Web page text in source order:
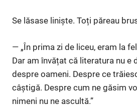
Se lăsase liniște. Toți păreau
— „În prima zi de liceu, eram la
Dar am învățat că literatura nu e
despre oameni. Despre ce
câștigă. Despre cum ne găsim
nimeni nu ne ascultă.”